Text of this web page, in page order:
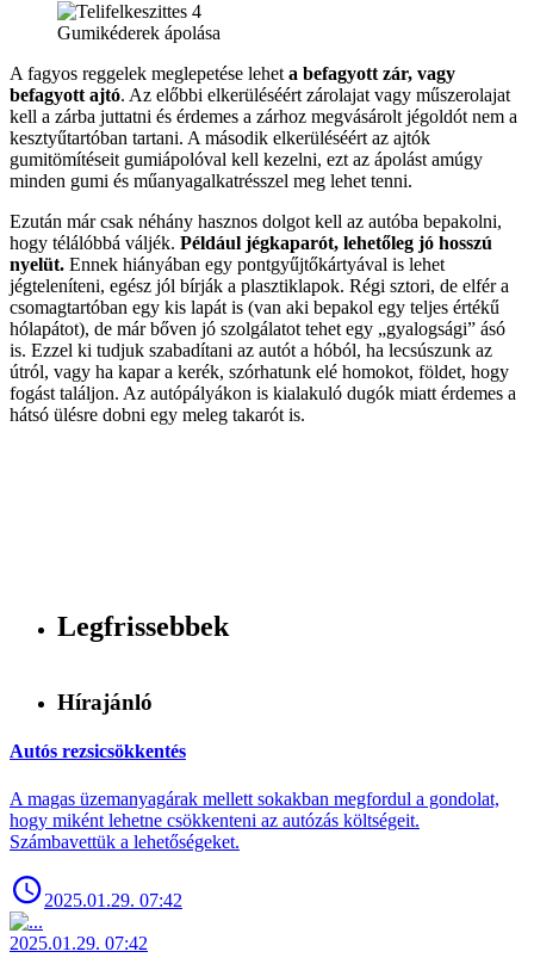
Gumikéderek ápolása
A fagyos reggelek meglepetése lehet a befagyott zár, vagy
befagyott ajtó. Az előbbi elkerüléséért zárolajat vagy műszerolajat
kell a zárba juttatni és érdemes a zárhoz megvásárolt jégoldót nem a
kesztyűtartóban tartani. A második elkerüléséért az ajtók
gumitömítéseit gumiápolóval kell kezelni, ezt az ápolást amúgy
minden gumi és műanyagalkatrésszel meg lehet tenni.
Ezután már csak néhány hasznos dolgot kell az autóba bepakolni,
hogy télálóbbá váljék. Például jégkaparót, lehetőleg jó hosszú
nyelüt. Ennek hiányában egy pontgyűjtőkártyával is lehet
jégteleníteni, egész jól bírják a plasztiklapok. Régi sztori, de elfér a
csomagtartóban egy kis lapát is (van aki bepakol egy teljes értékű
hólapátot), de már bőven jó szolgálatot tehet egy „gyalogsági” ásó
is. Ezzel ki tudjuk szabadítani az autót a hóból, ha lecsúszunk az
útról, vagy ha kapar a kerék, szórhatunk elé homokot, földet, hogy
fogást találjon. Az autópályákon is kialakuló dugók miatt érdemes a
hátsó ülésre dobni egy meleg takarót is.
Legfrissebbek
Hírajánló
Autós rezsicsökkentés
A magas üzemanyagárak mellett sokakban megfordul a gondolat,
hogy miként lehetne csökkenteni az autózás költségeit.
Számbavettük a lehetőségeket.
2025.01.29. 07:42
2025.01.29. 07:42